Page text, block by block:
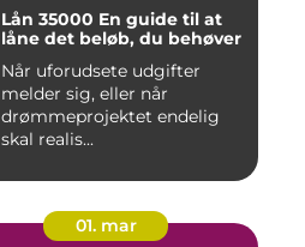
Lån 35000 En guide til at
låne det beløb, du behøver
Når uforudsete udgifter
melder sig, eller når
drømmeprojektet endelig
skal realis...
01. mar